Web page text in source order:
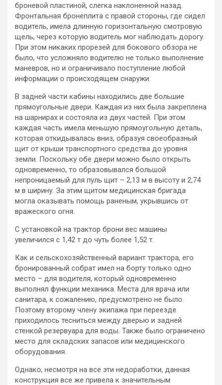
броневой пластиной, слегка наклоненной назад.
Фронтальная бронеплита с правой стороны, где сидел
водитель, имела длинную горизонтальную смотровую
щель, через которую водитель мог наблюдать дорогу.
При этом никаких прорезей для бокового обзора не
было, что усложняло водителю не только выполнение
маневров, но и ограничивало поступление любой
информации о происходящем снаружи.
В задней части кабины находились две большие
прямоугольные двери. Каждая из них была закреплена
на шарнирах и состояла из двух частей. При этом
каждая часть имела меньшую прямоугольную деталь,
которая откидывалась вниз, образуя своеобразный
щит от крыши транспортного средства до уровня
земли. Поскольку обе двери можно было открыть
одновременно, то образовывался большой
непроницаемый для пуль щит – 2,13 м в высоту и 2,74
м в ширину. За этим щитом медицинская бригада
могла оказывать помощь раненым, укрывшись от
вражеского огня.
С установкой на трактор брони вес машины
увеличился с 1,42 т до чуть более 1,52 т.
Как и сельскохозяйственный вариант трактора, его
бронированный собрат имел на борту только одно
место – для водителя, который одновременно
выполнял функции механика. Места для врача или
санитара, к сожалению, предусмотрено не было.
Поэтому второму члену экипажа при переезде
приходилось тесниться между дверью и задней
стенкой резервуара для воды. Также было ограничено
место для складских запасов или медицинского
оборудования.
Однако, несмотря на все эти недоработки, данная
конструкция все же привела к значительным